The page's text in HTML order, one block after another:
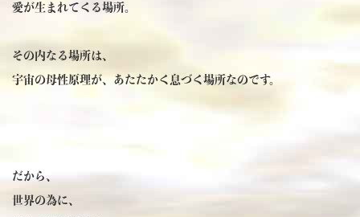
愛が生まれてくる場所。
その内なる場所は、
宇宙の母性原理が、あたたかく息づく場所なのです。
だから、
世界の為に、